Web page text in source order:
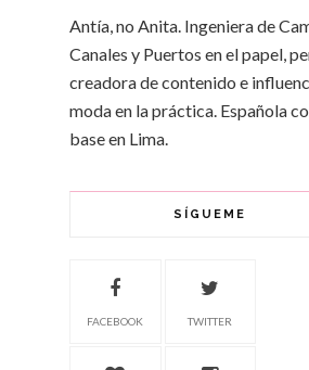
Antía, no Anita. Ingeniera de
Canales y Puertos en el papel,
creadora de contenido e
moda en la práctica. Española
base en Lima.
SÍGUEME
FACEBOOK TWITTER